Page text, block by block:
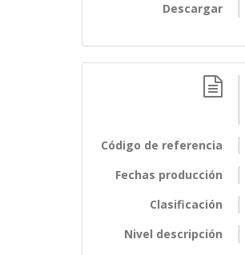
Descargar
Código de referencia
Fechas producción
Clasificación
Nivel descripción